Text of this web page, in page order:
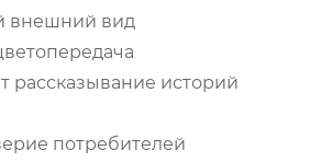
внешний вид
рассказывание историй
потребителей